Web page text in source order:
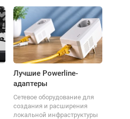
Лучшие Powerline-
адаптеры
Сетевое оборудование для
создания и расширения
локальной инфраструктуры